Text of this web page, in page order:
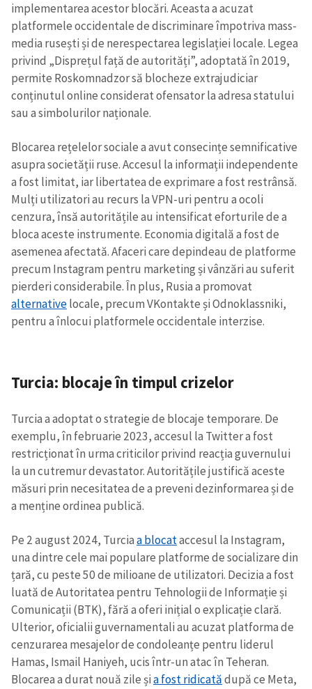
implementarea acestor blocări. Aceasta a acuzat
platformele occidentale de discriminare împotriva mass-
media rusești și de nerespectarea legislației locale. Legea
privind „Disprețul față de autorități”, adoptată în 2019,
permite Roskomnadzor să blocheze extrajudiciar
conținutul online considerat ofensator la adresa statului
sau a simbolurilor naționale.
Blocarea rețelelor sociale a avut consecințe semnificative
asupra societății ruse. Accesul la informații independente
a fost limitat, iar libertatea de exprimare a fost restrânsă.
Mulți utilizatori au recurs la VPN-uri pentru a ocoli
cenzura, însă autoritățile au intensificat eforturile de a
bloca aceste instrumente. Economia digitală a fost de
asemenea afectată. Afaceri care depindeau de platforme
precum Instagram pentru marketing și vânzări au suferit
pierderi considerabile. În plus, Rusia a promovat
alternativelocale, precum VKontakte și Odnoklassniki,
pentru a înlocui platformele occidentale interzise.
Turcia: blocaje în timpul crizelor
Turcia a adoptat o strategie de blocaje temporare. De
exemplu, în februarie 2023, accesul la Twitter a fost
restricționat în urma criticilor privind reacția guvernului
la un cutremur devastator. Autoritățile justifică aceste
măsuri prin necesitatea de a preveni dezinformarea și de
a menține ordinea publică.
Pe 2 august 2024, Turciaa blocataccesul la Instagram,
una dintre cele mai populare platforme de socializare din
țară, cu peste 50 de milioane de utilizatori. Decizia a fost
luată de Autoritatea pentru Tehnologii de Informație și
Comunicații (BTK), fără a oferi inițial o explicație clară.
Ulterior, oficialii guvernamentali au acuzat platforma de
cenzurarea mesajelor de condoleanțe pentru liderul
Hamas, Ismail Haniyeh, ucis într-un atac în Teheran.
Blocarea a durat nouă zile șia fost ridicatădupă ce Meta,